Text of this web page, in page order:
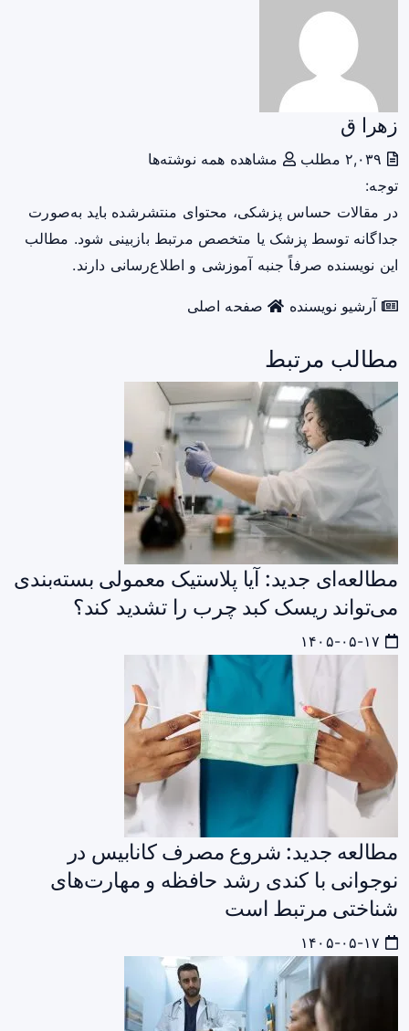
زهرا ق
مشاهده همه نوشته‌ها
توجه:
در مقالات حساس پزشکی، محتوای منتشرشده باید به‌صورت
جداگانه توسط پزشک یا متخصص مرتبط بازبینی شود. مطالب
این نویسنده صرفاً جنبه آموزشی و اطلاع‌رسانی دارند.
آرشیو نویسنده صفحه اصلی
مطالب مرتبط
مطالعه‌ای جدید: آیا پلاستیک معمولی بسته‌بندی
می‌تواند ریسک کبد چرب را تشدید کند؟
مطالعه جدید: شروع مصرف کانابیس در
نوجوانی با کندی رشد حافظه و مهارت‌های
شناختی مرتبط است